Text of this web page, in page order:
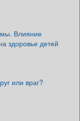
Влияние
здоровье детей
или враг?